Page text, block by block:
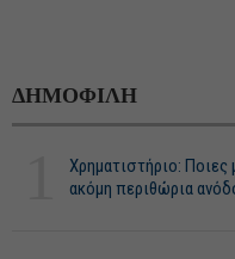
ΔΗΜΟΦΙΛΗ
Χρηματιστήριο: Ποιες
ακόμη περιθώρια